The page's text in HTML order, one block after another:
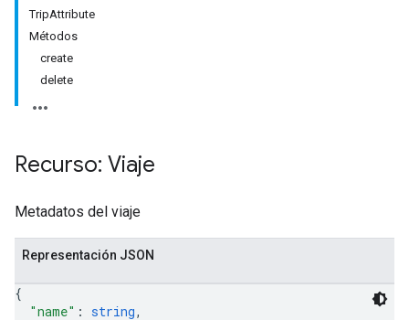
TripAttribute
Métodos
create
delete
Recurso: Viaje
Metadatos del viaje
Representación JSON
{
"name" : string,